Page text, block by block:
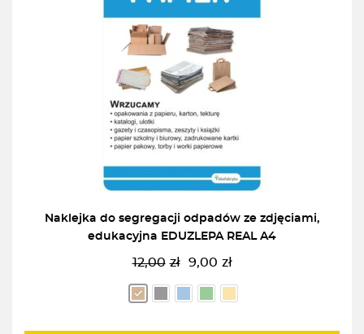
Naklejka do segregacji odpadów ze zdjęciami,
edukacyjna EDUZLEPA REAL A4
12,00 zł
Pierwotna
cena
wynosiła:
9,00 zł
Aktualna
cena
wynosi: